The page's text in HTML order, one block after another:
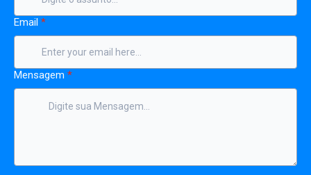
Email *
Mensagem *